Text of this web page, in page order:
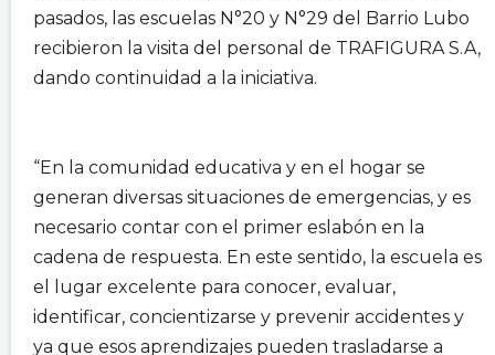
pasados, las escuelas N°20 y N°29 del Barrio Lubo
recibieron la visita del personal de TRAFIGURA S.A,
dando continuidad a la iniciativa.
“En la comunidad educativa y en el hogar se
generan diversas situaciones de emergencias, y es
necesario contar con el primer eslabón en la
cadena de respuesta. En este sentido, la escuela es
el lugar excelente para conocer, evaluar,
identificar, concientizarse y prevenir accidentes y
ya que esos aprendizajes pueden trasladarse a